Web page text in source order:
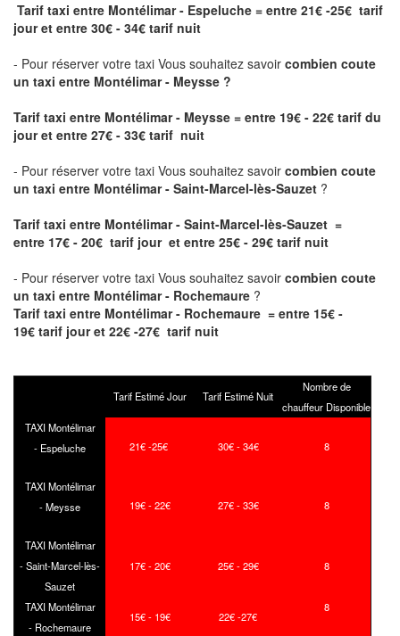
Tarif taxi entre Montélimar - Espeluche = entre 21€ -25€ tarif
jour et entre 30€ - 34€ tarif nuit
- Pour réserver votre taxi Vous souhaitez savoir combien coute
un taxi entre Montélimar - Meysse ?
Tarif taxi entre Montélimar - Meysse = entre 19€ - 22€ tarif du
jour et entre 27€ - 33€ tarif nuit
- Pour réserver votre taxi Vous souhaitez savoir combien coute
un taxi entre Montélimar - Saint-Marcel-lès-Sauzet ?
Tarif taxi entre Montélimar - Saint-Marcel-lès-Sauzet =
entre 17€ - 20€ tarif jour et entre 25€ - 29€ tarif nuit
- Pour réserver votre taxi Vous souhaitez savoir combien coute
un taxi entre Montélimar - Rochemaure ?
Tarif taxi entre Montélimar - Rochemaure = entre 15€ -
19€ tarif jour et 22€ -27€ tarif nuit
Tarif Estimé Jour Tarif Estimé Nuit
Nombre de
chauffeur Disponible
TAXI Montélimar
- Espeluche
21€ -25€ 30€ - 34€ 8
TAXI Montélimar
- Meysse
19€ - 22€ 27€ - 33€ 8
TAXI Montélimar
- Saint-Marcel-lès-
Sauzet
17€ - 20€ 25€ - 29€ 8
TAXI Montélimar
- Rochemaure
15€ - 19€ 22€ -27€
8